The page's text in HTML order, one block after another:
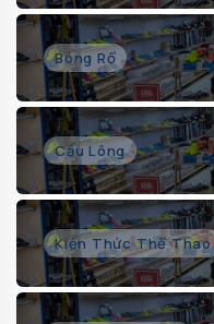
Bóng Rổ
Cầu Lông
Kiến Thức Thể Thao